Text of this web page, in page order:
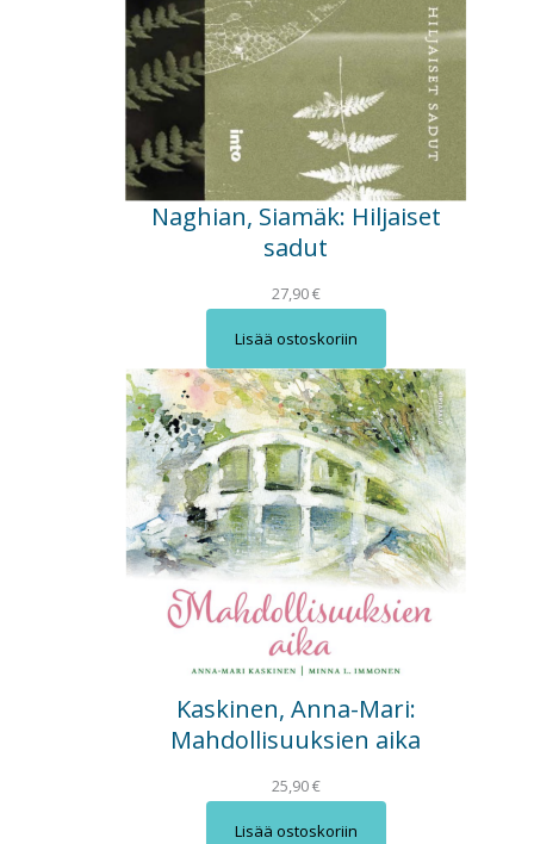
Naghian, Siamäk: Hiljaiset
sadut
27,90€
Lisää ostoskoriin
Kaskinen, Anna-Mari:
Mahdollisuuksien aika
25,90€
Lisää ostoskoriin